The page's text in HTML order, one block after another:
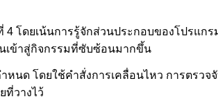
4 โดยเน้นการรู้จักส่วนประกอบของโปรแกร
เข้าสู่กิจกรรมที่ซับซ้อนมากขึ้น
หนด โดยใช้คำสั่งการเคลื่อนไหว การตรวจ
ที่วางไว้